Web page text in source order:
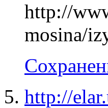
http://
mosina/
http://